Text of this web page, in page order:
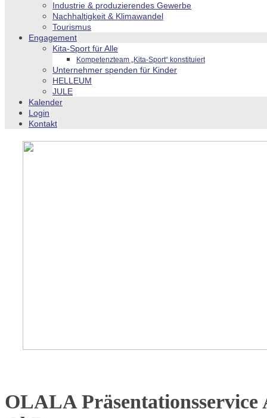
Industrie & produzierendes Gewerbe
Nachhaltigkeit & Klimawandel
Tourismus
Engagement
Kita-Sport für Alle
Kompetenzteam „Kita-Sport“ konstituiert
Unternehmer spenden für Kinder
HELLEUM
JULE
Kalender
Login
Kontakt
OLALA